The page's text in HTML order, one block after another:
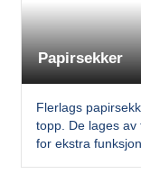
Papirsekker
Flerlags
topp. De lages
for ekstra